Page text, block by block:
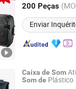
200 Peças
Enviar
Desde
Caixa de Som
Somde Plástico
Technology